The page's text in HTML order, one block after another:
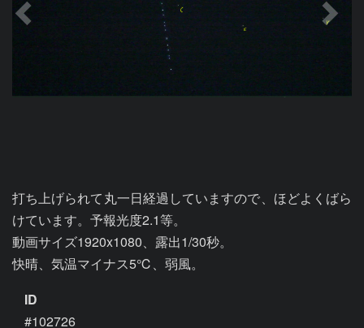
打ち上げられて丸一日経過していますので、ほどよくばら
けています。予報光度2.1等。
動画サイズ1920x1080、露出1/30秒。
快晴、気温マイナス5℃、弱風。
ID
#102726